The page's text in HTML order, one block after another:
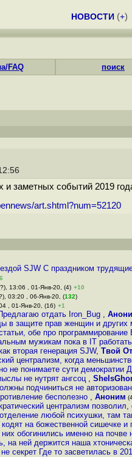
НОВОСТИ (+)
FAQ поиск
и заметных событий 2019
art.shtml?num=52120
SJW С праздником
13:06 , 01-Янв-20, (4) +10
03:20 , 06-Янв-20, (132)
, 01-Янв-20, (16) +1
отдать Iron_Bug ,
в защите прав женщин и других
обе про программирование
мужикам пока в IT
вторая генерация SJW, Твой
централизм, когда
не понимаете сути демократии
не нутрят ангсоц ,
подчиниться не
бесполезно , Аноним
централизм
любой психушки, там
на божественной сишечке
обогинились именно на почве
на ней держится наша
секрет Где то засветилась в